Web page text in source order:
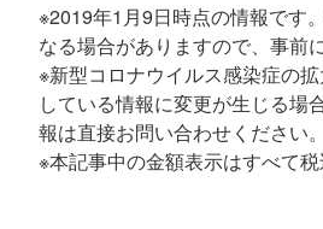
※2019年1月9日時点の情報です
なる場合がありますので、事前
※新型コロナウイルス感染症の
している情報に変更が生じる場
報は直接お問い合わせください。
※本記事中の金額表示はすべて税